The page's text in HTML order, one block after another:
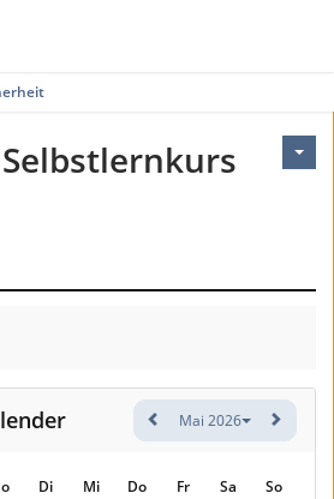
Mai 2026
Di Mi Do Fr Sa
So